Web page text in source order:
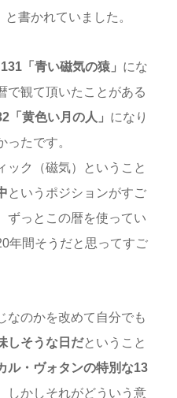
と書かれていました。
「青い磁気の猿」 にな
で観て頂いたことがある
「黄色い月の人」 になり
ったです。
ック（磁気）ということ
というポジションがすご
ずっとこの暦を使ってい
年間そうだと思ってすご
なのかを改めて自分でも
しそうな日だということ
ル・ヴォタンの特別な13
しかしそれがどういう意